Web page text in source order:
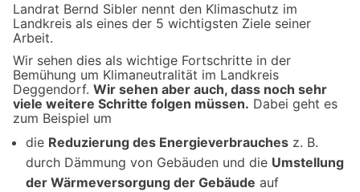
Landrat Bernd Sibler nennt den Klimaschutz im
Landkreis als eines der 5 wichtigsten Ziele seiner
Arbeit.
Wir sehen dies als wichtige Fortschritte in der
Bemühung um Klimaneutralität im Landkreis
Deggendorf. Wir sehen aber auch, dass noch sehr
viele weitere Schritte folgen müssen. Dabei geht es
zum Beispiel um
die Reduzierung des Energieverbrauches z. B.
durch Dämmung von Gebäuden und die Umstellung
der Wärmeversorgung der Gebäude auf